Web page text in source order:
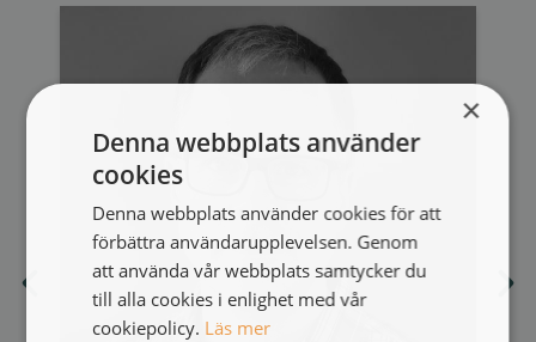
×
Denna webbplats använder
cookies
Denna webbplats använder cookies för att
förbättra användarupplevelsen. Genom
att använda vår webbplats samtycker du
till alla cookies i enlighet med vår
cookiepolicy. Läs mer